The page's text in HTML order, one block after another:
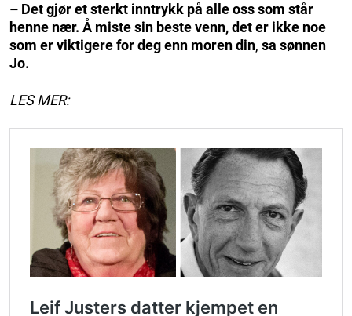
– Det gjør et sterkt inntrykk på alle oss som står
henne nær. Å miste sin beste venn, det er ikke noe
som er viktigere for deg enn moren din, sa sønnen
Jo.
LES MER: